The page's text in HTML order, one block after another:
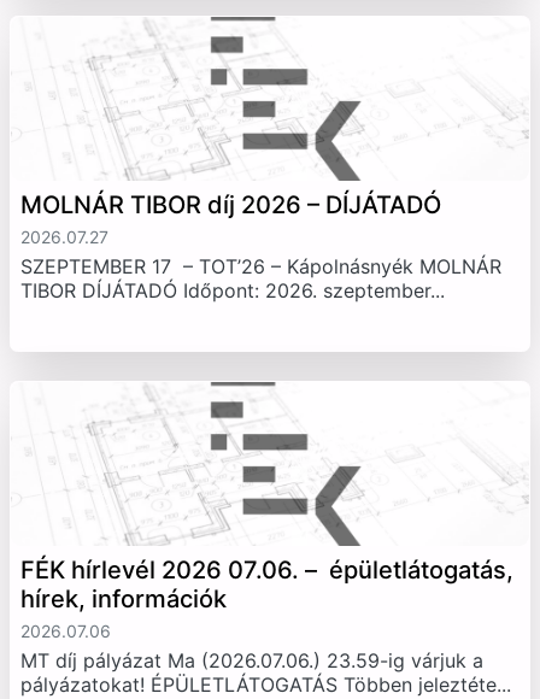
MOLNÁR TIBOR díj 2026 – DÍJÁTADÓ
2026.07.27
SZEPTEMBER 17 – TOT’26 – Kápolnásnyék MOLNÁR
TIBOR DÍJÁTADÓ Időpont: 2026. szeptember...
FÉK hírlevél 2026 07.06. – épületlátogatás,
hírek, információk
2026.07.06
MT díj pályázat Ma (2026.07.06.) 23.59-ig várjuk a
pályázatokat! ÉPÜLETLÁTOGATÁS Többen jeleztéte...